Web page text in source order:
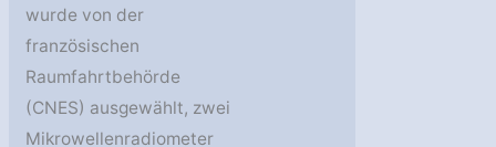
wurde von der
französischen
Raumfahrtbehörde
(CNES) ausgewählt, zwei
Mikrowellenradiometer